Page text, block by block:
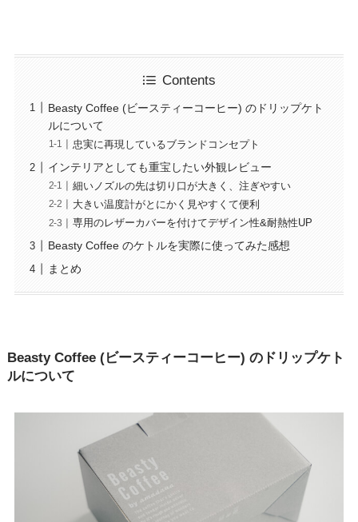
Contents
Beasty Coffee (ビースティーコーヒー) のドリップケト
ルについて
忠実に再現しているブランドコンセプト
インテリアとしても重宝したい外観レビュー
細いノズルの先は切り口が大きく、注ぎやすい
大きい温度計がとにかく見やすくて便利
専用のレザーカバーを付けてデザイン性&耐熱性UP
Beasty Coffee のケトルを実際に使ってみた感想
まとめ
Beasty Coffee (ビースティーコーヒー) のドリップケト
ルについて